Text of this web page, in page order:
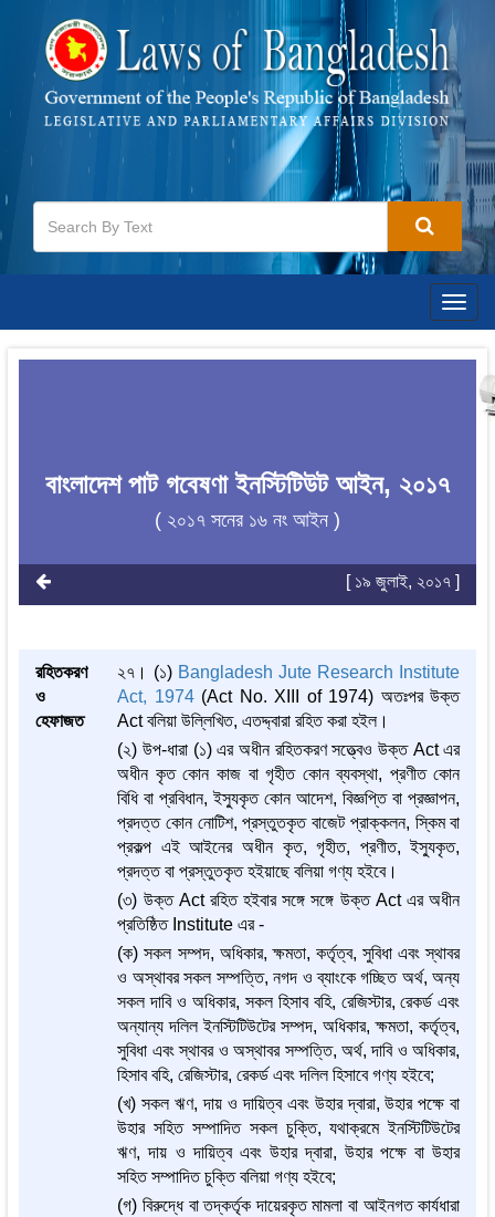
বাংলাদেশ পাট গবেষণা ইনস্টিটিউট আইন, ২০১৭
( ২০১৭ সনের ১৬ নং আইন )
[ ১৯ জুলাই, ২০১৭ ]
রহিতকরণ
ও
হেফাজত
২৭। (১) Bangladesh Jute Research Institute
Act, 1974(Act No. XIII of 1974) অতঃপর উক্ত
Act বলিয়া উল্লিখিত, এতদ্দ্বারা রহিত করা হইল।
(২) উপ-ধারা (১) এর অধীন রহিতকরণ সত্ত্বেও উক্ত Act এর
অধীন কৃত কোন কাজ বা গৃহীত কোন ব্যবস্থা, প্রণীত কোন
বিধি বা প্রবিধান, ইস্যুকৃত কোন আদেশ, বিজ্ঞপ্তি বা প্রজ্ঞাপন,
প্রদত্ত কোন নোটিশ, প্রস্তুতকৃত বাজেট প্রাক্কলন, স্কিম বা
প্রকল্প এই আইনের অধীন কৃত, গৃহীত, প্রণীত, ইস্যুকৃত,
প্রদত্ত বা প্রস্তুতকৃত হইয়াছে বলিয়া গণ্য হইবে।
(৩) উক্ত Act রহিত হইবার সঙ্গে সঙ্গে উক্ত Act এর অধীন
প্রতিষ্ঠিত Institute এর -
(ক) সকল সম্পদ, অধিকার, ক্ষমতা, কর্তৃত্ব, সুবিধা এবং স্থাবর
ও অস্থাবর সকল সম্পত্তি, নগদ ও ব্যাংকে গচ্ছিত অর্থ, অন্য
সকল দাবি ও অধিকার, সকল হিসাব বহি, রেজিস্টার, রেকর্ড এবং
অন্যান্য দলিল ইনস্টিটিউটের সম্পদ, অধিকার, ক্ষমতা, কর্তৃত্ব,
সুবিধা এবং স্থাবর ও অস্থাবর সম্পত্তি, অর্থ, দাবি ও অধিকার,
হিসাব বহি, রেজিস্টার, রেকর্ড এবং দলিল হিসাবে গণ্য হইবে;
(খ) সকল ঋণ, দায় ও দায়িত্ব এবং উহার দ্বারা, উহার পক্ষে বা
উহার সহিত সম্পাদিত সকল চুক্তি, যথাক্রমে ইনস্টিটিউটের
ঋণ, দায় ও দায়িত্ব এবং উহার দ্বারা, উহার পক্ষে বা উহার
সহিত সম্পাদিত চুক্তি বলিয়া গণ্য হইবে;
(গ) বিরুদ্ধে বা তদ্‌কর্তৃক দায়েরকৃত মামলা বা আইনগত কার্যধারা